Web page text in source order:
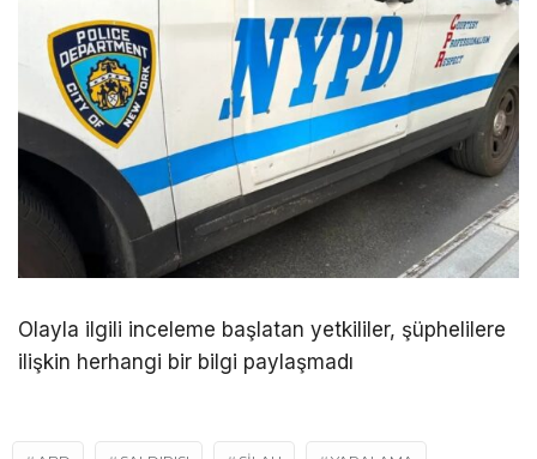
Olayla ilgili inceleme başlatan yetkililer, şüphelilere
ilişkin herhangi bir bilgi paylaşmadı